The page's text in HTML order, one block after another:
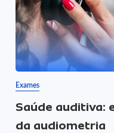
Exames
Saúde auditiva:
da audiometria